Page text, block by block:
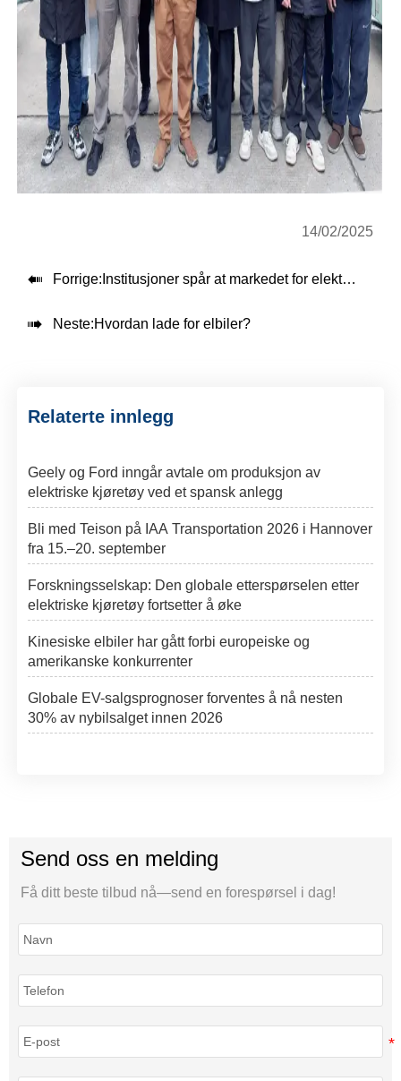
14/02/2025
 Forrige: Institusjoner spår at markedet for elektriske kjøretøy vil utvide seg i 2025, med 1 av 4 solgte kjøretøy
 Neste:Hvordan lade for elbiler?
Relaterte innlegg
Geely og Ford inngår avtale om produksjon av
elektriske kjøretøy ved et spansk anlegg
Bli med Teison på IAA Transportation 2026 i Hannover
fra 15.–20. september
Forskningsselskap: Den globale etterspørselen etter
elektriske kjøretøy fortsetter å øke
Kinesiske elbiler har gått forbi europeiske og
amerikanske konkurrenter
Globale EV-salgsprognoser forventes å nå nesten
30% av nybilsalget innen 2026
Send oss en melding
Få ditt beste tilbud nå—send en forespørsel i dag!